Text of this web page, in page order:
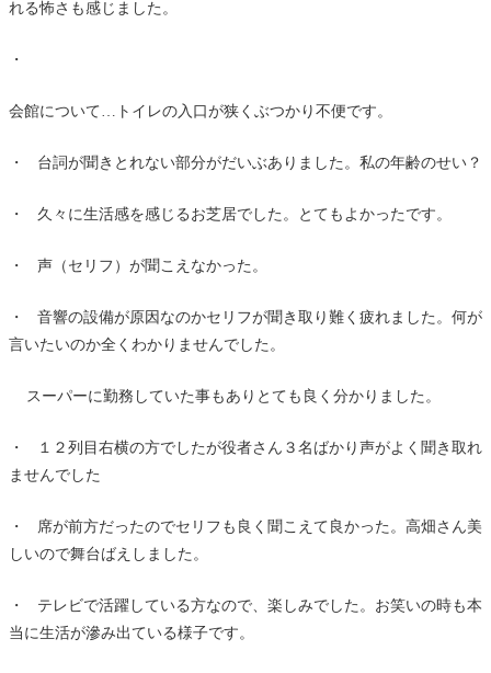
れる怖さも感じました。
・
会館について…トイレの入口が狭くぶつかり不便です。
・ 台詞が聞きとれない部分がだいぶありました。私の年齢のせい？
・ 久々に生活感を感じるお芝居でした。とてもよかったです。
・ 声（セリフ）が聞こえなかった。
・ 音響の設備が原因なのかセリフが聞き取り難く疲れました。何が
言いたいのか全くわかりませんでした。
スーパーに勤務していた事もありとても良く分かりました。
・ １２列目右横の方でしたが役者さん３名ばかり声がよく聞き取れ
ませんでした
・ 席が前方だったのでセリフも良く聞こえて良かった。高畑さん美
しいので舞台ばえしました。
・ テレビで活躍している方なので、楽しみでした。お笑いの時も本
当に生活が滲み出ている様子です。